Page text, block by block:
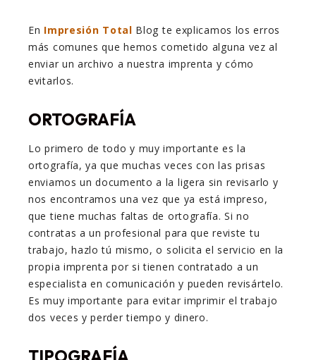
En Impresión Total Blog te explicamos los erros
más comunes que hemos cometido alguna vez al
enviar un archivo a nuestra imprenta y cómo
evitarlos.
ORTOGRAFÍA
Lo primero de todo y muy importante es la
ortografía, ya que muchas veces con las prisas
enviamos un documento a la ligera sin revisarlo y
nos encontramos una vez que ya está impreso,
que tiene muchas faltas de ortografía. Si no
contratas a un profesional para que reviste tu
trabajo, hazlo tú mismo, o solicita el servicio en la
propia imprenta por si tienen contratado a un
especialista en comunicación y pueden revisártelo.
Es muy importante para evitar imprimir el trabajo
dos veces y perder tiempo y dinero.